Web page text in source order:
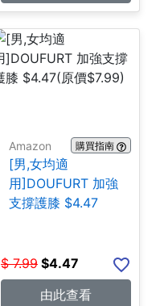
Amazon 購買指南
[男,女均適
用]DOUFURT 加強
支撐護膝 $4.47
$ 7.99 $4.47
由此查看